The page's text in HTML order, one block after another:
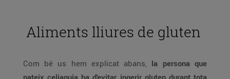
Aliments lliures de gluten
Com bé us hem explicat abans, la persona que
pateix celiaquia ha d'evitar ingerir gluten durant tota